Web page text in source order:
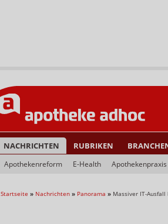
NACHRICHTEN RUBRIKEN
Apothekenreform E-Health Apothekenpraxis
Startseite » Nachrichten » Panorama » Massiver IT-